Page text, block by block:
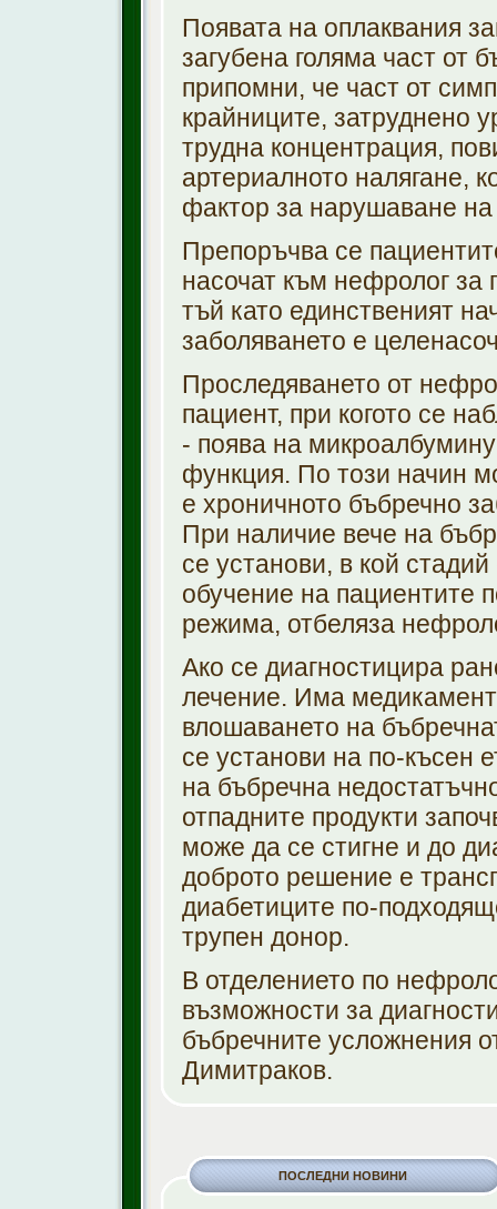
Появата на оплаквания
загубена голяма част от
припомни, че част от
крайниците, затруднено
трудна концентрация,
артериалното налягане,
фактор за нарушаване
Препоръчва се
насочат към нефролог за
тъй като единственият
заболяването е
Проследяването от
пациент, при когото се
- поява на
функция. По този начин
е хроничното бъбречно
При наличие вече на
се установи, в кой
обучение на пациентите
режима, отбеляза
Ако се диагностицира
лечение. Има
влошаването на
се установи на по-късен
на бъбречна
отпадните продукти
може да се стигне и до
доброто решение е
диабетиците по-
трупен донор.
В отделението по
възможности за
бъбречните усложнения
Димитраков.
ПОСЛЕДНИ НОВИНИ